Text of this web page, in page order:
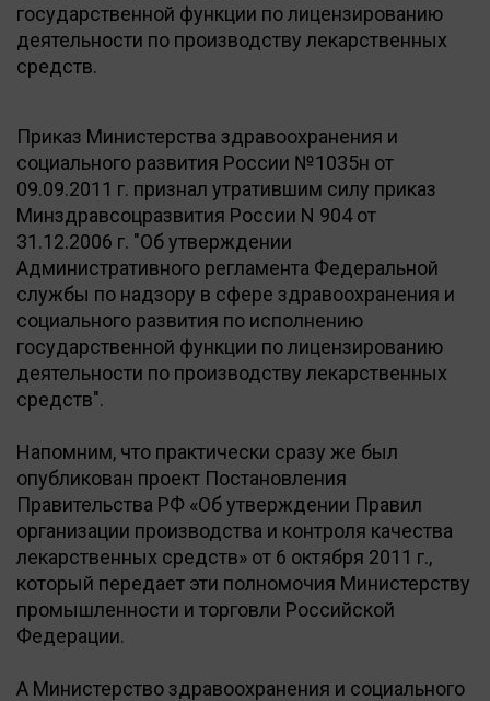
государственной функции по лицензированию
деятельности по производству лекарственных
средств.
Приказ Министерства здравоохранения и
социального развития России №1035н от
09.09.2011 г. признал утратившим силу приказ
Минздравсоцразвития России N 904 от
31.12.2006 г. "Об утверждении
Административного регламента Федеральной
службы по надзору в сфере здравоохранения и
социального развития по исполнению
государственной функции по лицензированию
деятельности по производству лекарственных
средств".
Напомним, что практически сразу же был
опубликован проект Постановления
Правительства РФ «Об утверждении Правил
организации производства и контроля качества
лекарственных средств» от 6 октября 2011 г.,
который передает эти полномочия Министерству
промышленности и торговли Российской
Федерации.
А Министерство здравоохранения и социального